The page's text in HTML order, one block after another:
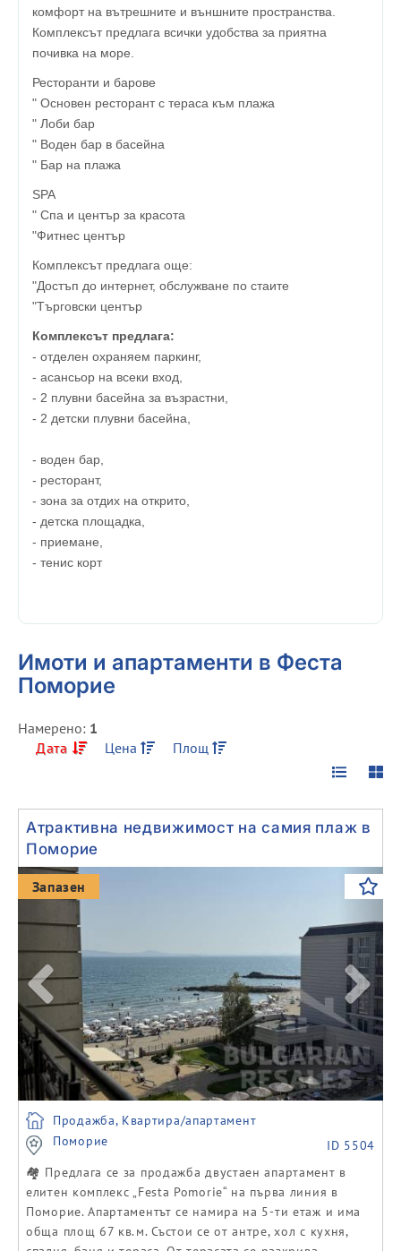
комфорт на вътрешните и външните пространства.
Комплексът предлага всички удобства за приятна
почивка на море.
Ресторанти и барове
" Основен ресторант с тераса към плажа
" Лоби бар
" Воден бар в басейна
" Бар на плажа
SPA
" Спа и център за красота
"Фитнес център
Комплексът предлага още:
"Достъп до интернет, обслужване по стаите
"Търговски център
Комплексът предлага:
- отделен охраняем паркинг,
- асансьор на всеки вход,
- 2 плувни басейна за възрастни,
- 2 детски плувни басейна,
- воден бар,
- ресторант,
- зона за отдих на открито,
- детска площадка,
- приемане,
- тенис корт
Имоти и апартаменти в Феста
Поморие
Намерено: 1
Дата
Цена Площ
Атрактивна недвижимост на самия плаж в
Поморие
Previous Next
Запазен
Продажба, Квартира/апартамент
Поморие
ID 5504
🏘️ Предлага се за продажба двустаен апартамент в
елитен комплекс „Festa Pomorie“ на първа линия в
Поморие. Апартаментът се намира на 5-ти етаж и има
обща площ 67 кв.м. Състои се от антре, хол с кухня,